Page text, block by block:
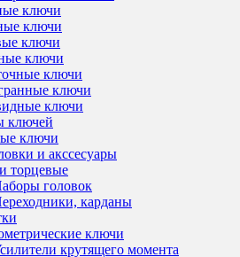
ключи
ключи
ключи
ключи
ключи
ключи
ключи
ключей
ключи
и акссесуары
торцевые
головок
карданы
ключи
крутящего момента